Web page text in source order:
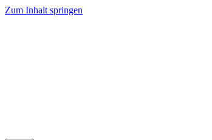
Zum Inhalt springen